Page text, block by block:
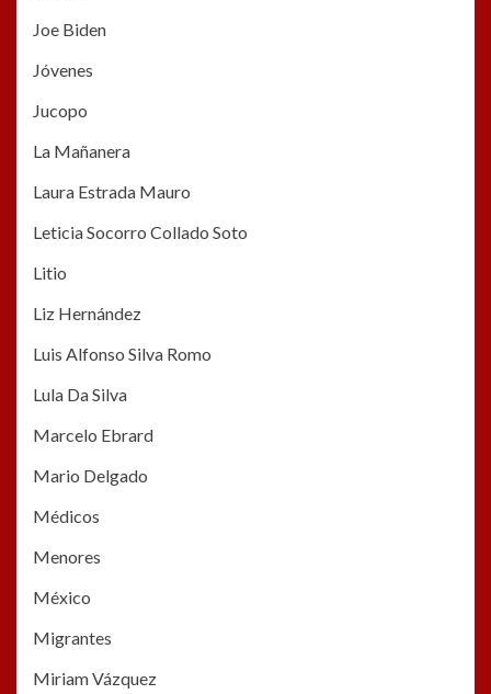
Joe Biden
Jóvenes
Jucopo
La Mañanera
Laura Estrada Mauro
Leticia Socorro Collado Soto
Litio
Liz Hernández
Luis Alfonso Silva Romo
Lula Da Silva
Marcelo Ebrard
Mario Delgado
Médicos
Menores
México
Migrantes
Miriam Vázquez